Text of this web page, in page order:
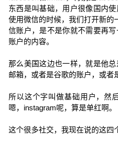
东西是叫基础，用户很像国内
使用微信的时候，我们打开新的
信账户，是不是你就不需要再
账户的内容。
那么美国这边也一样，就是他
邮箱，或者是谷歌的账户，或者
所以这个字叫做基础用户，然
嗯，instagram呢，算是单红啊。
这个很多社交，我现在说的这四